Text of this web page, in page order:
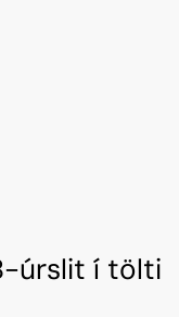
úrslit í tölti